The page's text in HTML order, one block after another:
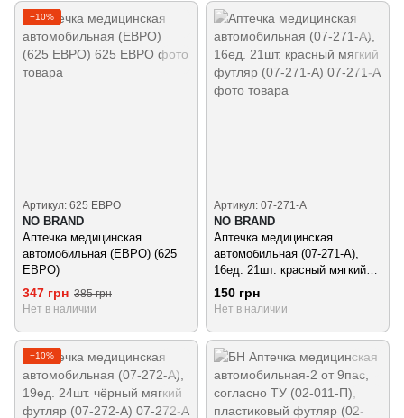
−10%
Артикул: 625 ЕВРО
NO BRAND
Аптечка медицинская
автомобильная (ЕВРО) (625
ЕВРО)
347 грн 385 грн
Нет в наличии
Артикул: 07-271-А
NO BRAND
Аптечка медицинская
автомобильная (07-271-А),
16ед. 21шт. красный мягкий
футляр (07-271-А)
150 грн
Нет в наличии
−10%